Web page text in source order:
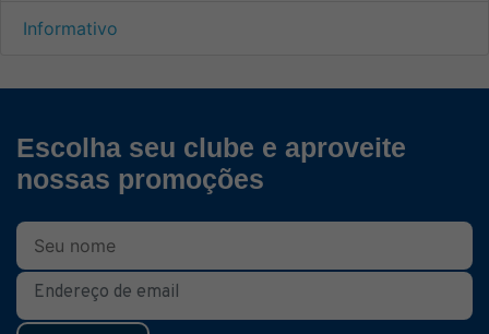
Informativo
Escolha seu clube e aproveite
nossas promoções